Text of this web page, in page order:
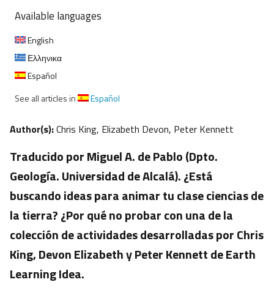
Available languages
English
Ελληνικα
Español
See all articles in
Español
Author(s):Chris King, Elizabeth Devon, Peter Kennett
Traducido por Miguel A. de Pablo (Dpto.
Geología. Universidad de Alcalá). ¿Está
buscando ideas para animar tu clase ciencias de
la tierra? ¿Por qué no probar con una de la
colección de actividades desarrolladas por Chris
King, Devon Elizabeth y Peter Kennett de Earth
Learning Idea.